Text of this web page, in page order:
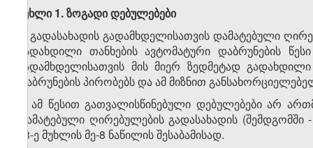
მუხლი 1. ზოგადი დებულებები
1. გადასახადის გადამხდელისათვის დამატებული
გადახდილი თანხების ავტომატური დაბრუნების
გადამხდელისათვის მის მიერ ზედმეტად
დაბრუნების პირობებს და ამ მიზნით
2. ამ წესით გათვალისწინებული დებულებები არ
დამატებული ღირებულების გადასახადის
63-ე მუხლის მე-8 ნაწილის შესაბამისად.